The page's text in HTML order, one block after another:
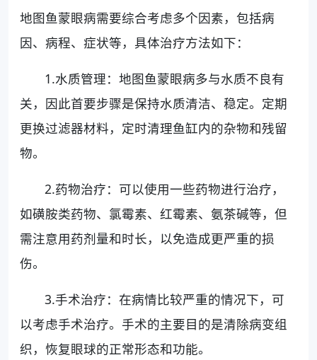
地图鱼蒙眼病需要综合考虑多个因素，包括病
因、病程、症状等，具体治疗方法如下：
1.水质管理：地图鱼蒙眼病多与水质不良有
关，因此首要步骤是保持水质清洁、稳定。定期
更换过滤器材料，定时清理鱼缸内的杂物和残留
物。
2.药物治疗：可以使用一些药物进行治疗，
如磺胺类药物、氯霉素、红霉素、氨茶碱等，但
需注意用药剂量和时长，以免造成更严重的损
伤。
3.手术治疗：在病情比较严重的情况下，可
以考虑手术治疗。手术的主要目的是清除病变组
织，恢复眼球的正常形态和功能。